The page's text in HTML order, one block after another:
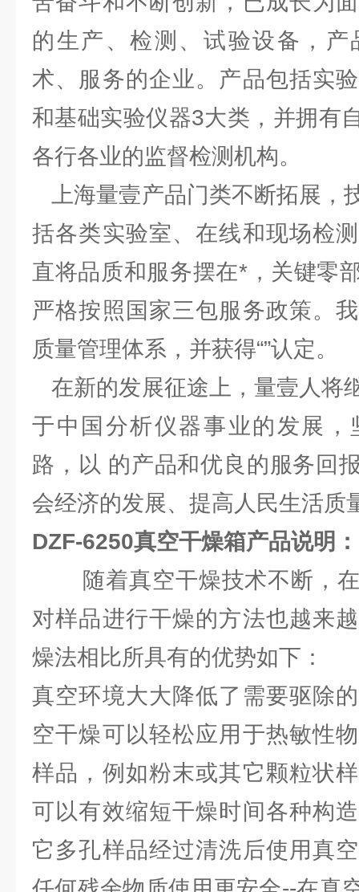
的生产、检测、试验设备，
术、服务的企业。产品包括实
和基础实验仪器3大类，并拥有
各行各业的监督检测机构。
上海量壹产品门类不断拓展，
括各类实验室、在线和现场检
直将品质和服务摆在*，关键零
严格按照国家三包服务政策。
质量管理体系，并获得“”认定。
在新的发展征途上，量壹人将
于中国分析仪器事业的发展，
路，以 的产品和优良的服务回
会经济的发展、提高人民生活质
DZF-6250真空干燥箱产品说明：
随着真空干燥技术不断，在
对样品进行干燥的方法也越来
燥法相比所具有的优势如下：
真空环境大大降低了需要驱除
空干燥可以轻松应用于热敏性
样品，例如粉末或其它颗粒状
可以有效缩短干燥时间各种构
它多孔样品经过清洗后使用真